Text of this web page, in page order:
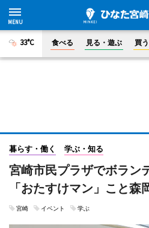
33°C 食べる 見る・遊ぶ 買う
暮らす・働く 学ぶ・知る
宮崎市民プラザでボラ
「おたすけマン」こと森
宮崎 イベント 学ぶ